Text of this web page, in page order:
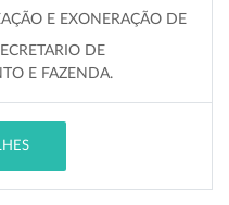
E EXONERAÇÃO DE
DE
E FAZENDA.